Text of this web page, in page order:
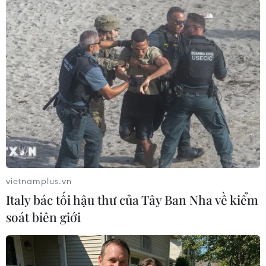
#U19 Việt Nam
#30 Hoàng Diệu
Áo Việt Nam
Theo dõi VietnamPlus
vietnamplus.vn
Italy bác tối hậu thư của Tây Ban Nha về kiểm
soát biên giới